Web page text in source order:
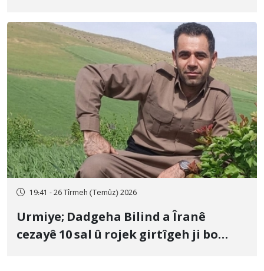
19:41 - 26 Tîrmeh (Temûz) 2026
Urmiye; Dadgeha Bilind a Îranê
cezayê 10 sal û rojek girtîgeh ji bo